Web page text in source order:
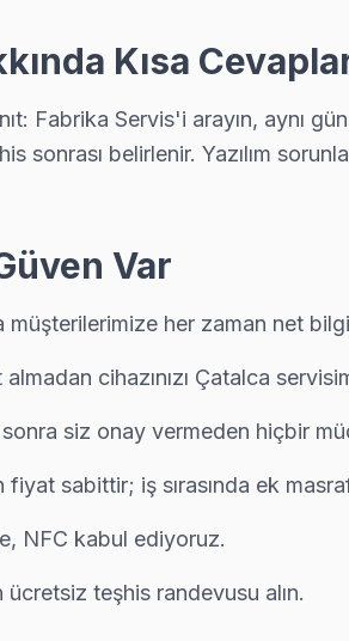
sonrası iş — Çatalca'da müşteri
sonra dijital garanti belgesi alıyor.
Kısa
Fabrika Servis'i arayın, aynı
belirlenir. Yazılım
Var
her zaman net
cihazınızı Çatalca
siz onay vermeden hiçbir
sabittir; iş sırasında ek
NFC kabul ediyoruz.
teşhis randevusu alın.